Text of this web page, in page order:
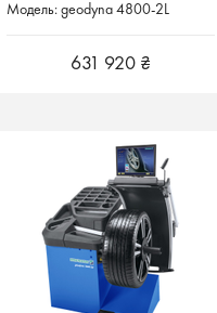
Модель: geodyna 4800-2L
631 920 ₴
Модель: geodyna 4800-2L
631 920 ₴